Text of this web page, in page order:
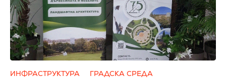
ИНФРАСТРУКТУРА ГРАДСКА СРЕДА